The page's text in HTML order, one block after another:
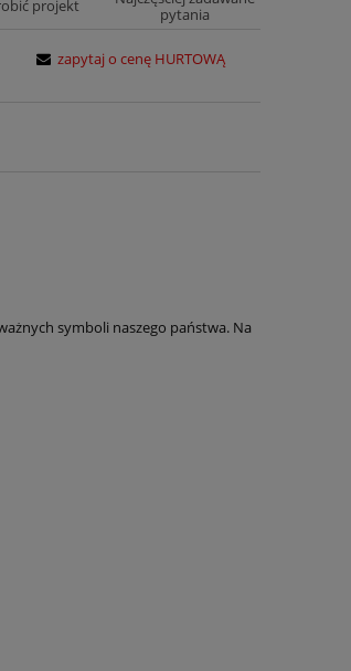
projekt
pytania
zapytaj o cenę HURTOWĄ
symboli naszego państwa. Na